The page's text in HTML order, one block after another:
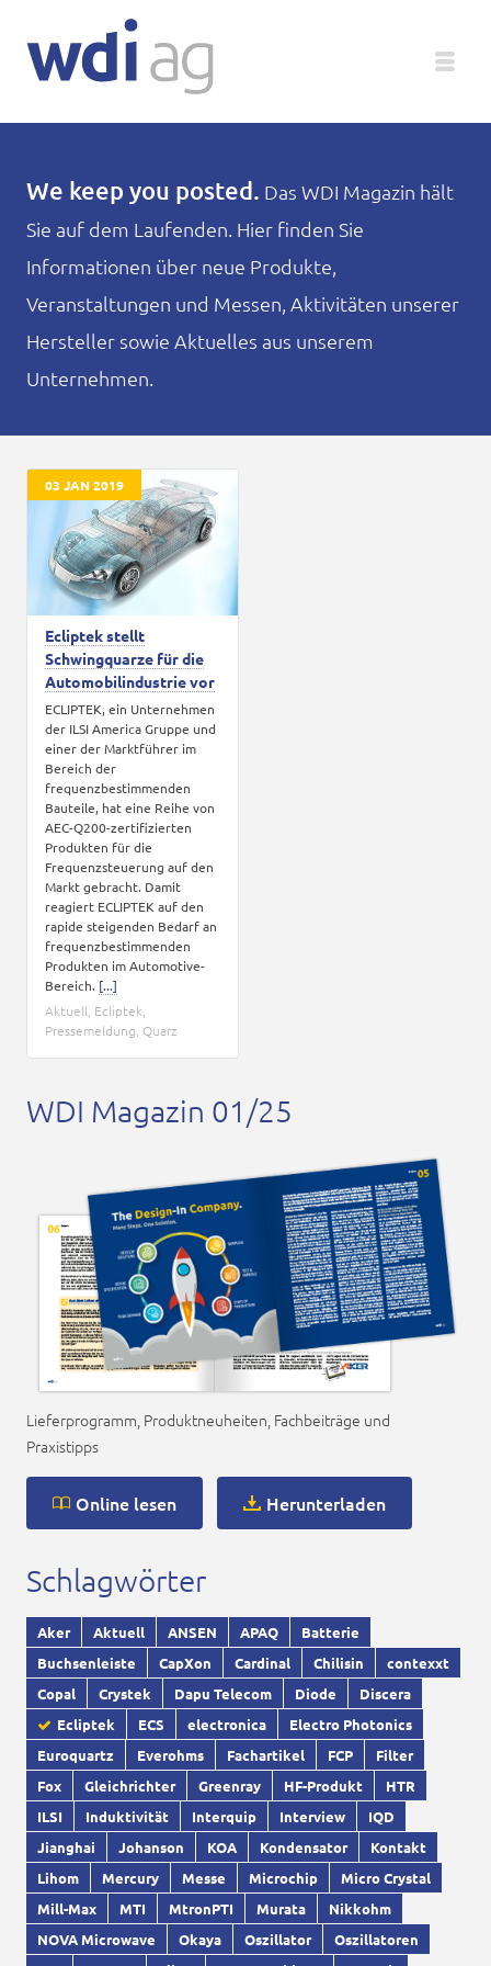
Unternehmen
Produkte
Service
Magazin
We keep you posted. Das WDI Magazin hält
Sie auf dem Laufenden. Hier finden Sie
Informationen über neue Produkte,
Veranstaltungen und Messen, Aktivitäten unserer
Hersteller sowie Aktuelles aus unserem
Unternehmen.
03 JAN 2019
Ecliptek stellt
Schwingquarze für die
Automobilindustrie vor
ECLIPTEK, ein Unternehmen
der ILSI America Gruppe und
einer der Marktführer im
Bereich der
frequenzbestimmenden
Bauteile, hat eine Reihe von
AEC-Q200-zertifizierten
Produkten für die
Frequenzsteuerung auf den
Markt gebracht. Damit
reagiert ECLIPTEK auf den
rapide steigenden Bedarf an
frequenzbestimmenden
Produkten im Automotive-
Bereich. [...]
Aktuell Ecliptek
Pressemeldung Quarz
WDI Magazin 01/25
Lieferprogramm, Produktneuheiten, Fachbeiträge und
Praxistipps
Online lesen Herunterladen
Schlagwörter
Aker Aktuell ANSEN APAQ
Batterie
Buchsenleiste
CapXon Cardinal Chilisin
contexxt
Copal
Crystek Dapu Telecom Diode
Discera
Ecliptek
ECS electronica
Electro Photonics
Euroquartz
Everohms Fachartikel FCP
Filter
Fox
Gleichrichter Greenray HF-Produkt
HTR
ILSI
Induktivität Interquip Interview
IQD
Jianghai
Johanson KOA Kondensator
Kontakt
Lihom
Mercury Messe Microchip
Micro Crystal
Mill-Max
MTI MtronPTI Murata
Nikkohm
NOVA Microwave
Okaya Oszillator
Oszillatoren